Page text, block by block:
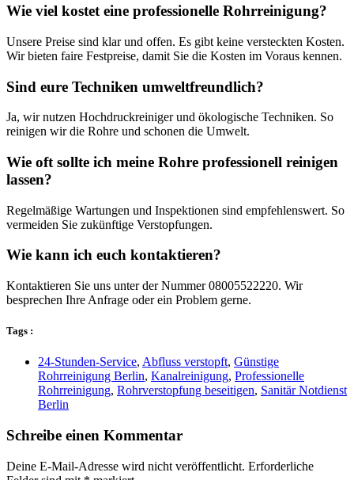
Wie viel kostet eine professionelle Rohrreinigung?
Unsere Preise sind klar und offen. Es gibt keine versteckten Kosten.
Wir bieten faire Festpreise, damit Sie die Kosten im Voraus kennen.
Sind eure Techniken umweltfreundlich?
Ja, wir nutzen Hochdruckreiniger und ökologische Techniken. So
reinigen wir die Rohre und schonen die Umwelt.
Wie oft sollte ich meine Rohre professionell reinigen
lassen?
Regelmäßige Wartungen und Inspektionen sind empfehlenswert. So
vermeiden Sie zukünftige Verstopfungen.
Wie kann ich euch kontaktieren?
Kontaktieren Sie uns unter der Nummer 08005522220. Wir
besprechen Ihre Anfrage oder ein Problem gerne.
Tags :
24-Stunden-Service, Abfluss verstopft, Günstige
Rohrreinigung Berlin, Kanalreinigung, Professionelle
Rohrreinigung, Rohrverstopfung beseitigen, Sanitär Notdienst
Berlin
Schreibe einen Kommentar
Deine E-Mail-Adresse wird nicht veröffentlicht. Erforderliche